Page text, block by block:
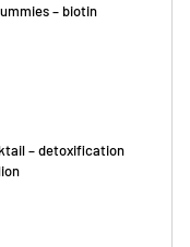
– biotin
– detoxification